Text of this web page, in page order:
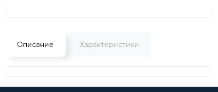
Описание Характеристики